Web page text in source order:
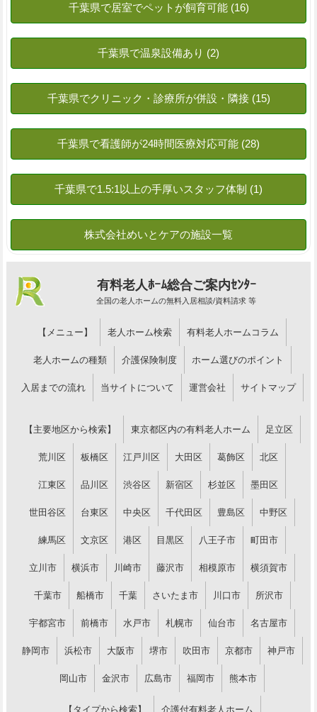
有料老人ﾎｰﾑ総合ご案内ｾﾝﾀｰ
全国の老人ホームの無料入居相談/資料請求 等
【メニュー】 老人ホーム検索 有料老人ホームコラム
老人ホームの種類 介護保険制度 ホーム選びのポイント
入居までの流れ 当サイトについて 運営会社 サイトマップ
【主要地区から検索】 東京都区内の有料老人ホーム 足立区
荒川区 板橋区 江戸川区 大田区 葛飾区 北区
江東区 品川区 渋谷区 新宿区 杉並区 墨田区
世田谷区 台東区 中央区 千代田区 豊島区 中野区
練馬区 文京区 港区 目黒区 八王子市 町田市
立川市 横浜市 川崎市 藤沢市 相模原市 横須賀市
千葉市 船橋市 千葉 さいたま市 川口市 所沢市
宇都宮市 前橋市 水戸市 札幌市 仙台市 名古屋市
静岡市 浜松市 大阪市 堺市 吹田市 京都市 神戸市
岡山市 金沢市 広島市 福岡市 熊本市
【タイプから検索】 介護付有料老人ホーム